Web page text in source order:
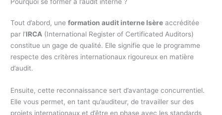
Tout d’abord, uneformation audit interne Isère accréditée
par l’IRCA (International Register of Certificated Auditors)
constitue un gage de qualité. Elle signifie que le programme
respecte des critères internationaux rigoureux en matière
d’audit.
Ensuite, cette reconnaissance sert d’avantage concurrentiel.
Elle vous permet, en tant qu’auditeur, de travailler sur des
projets internationaux et d’être en phase avec les standards